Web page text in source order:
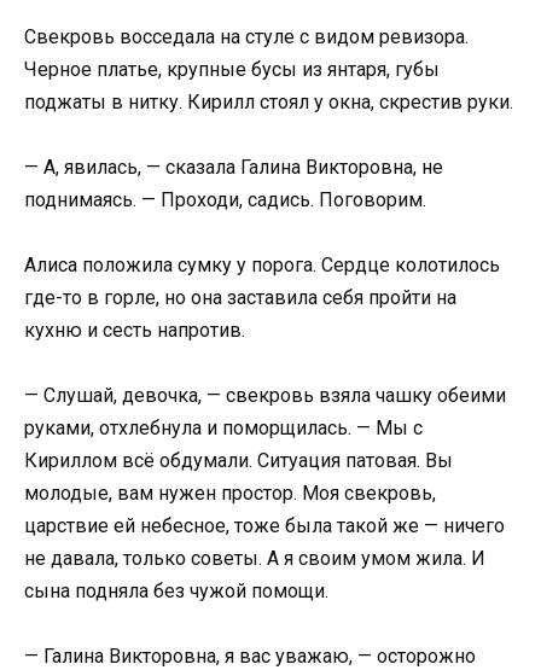
Свекровь восседала на стуле с видом ревизора.
Черное платье, крупные бусы из янтаря, губы
поджаты в нитку. Кирилл стоял у окна, скрестив руки.
— А, явилась, — сказала Галина Викторовна, не
поднимаясь. — Проходи, садись. Поговорим.
Алиса положила сумку у порога. Сердце колотилось
где-то в горле, но она заставила себя пройти на
кухню и сесть напротив.
— Слушай, девочка, — свекровь взяла чашку обеими
руками, отхлебнула и поморщилась. — Мы с
Кириллом всё обдумали. Ситуация патовая. Вы
молодые, вам нужен простор. Моя свекровь,
царствие ей небесное, тоже была такой же — ничего
не давала, только советы. А я своим умом жила. И
сына подняла без чужой помощи.
— Галина Викторовна, я вас уважаю, — осторожно